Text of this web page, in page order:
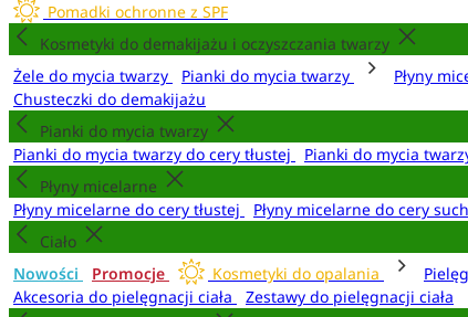
Pomadki ochronne z SPF
Kosmetyki do demakijażu i oczyszczania twarzy
Żele do mycia twarzy
Pianki do mycia twarzy Płyny
Chusteczki do demakijażu
Pianki do mycia twarzy
Pianki do mycia twarzy do cery tłustej
Pianki do mycia
Płyny micelarne
Płyny micelarne do cery tłustej
Płyny micelarne do cery
Ciało
Nowości
Promocje Kosmetyki do opalania
Akcesoria do pielęgnacji ciała
Zestawy do pielęgnacji ciała